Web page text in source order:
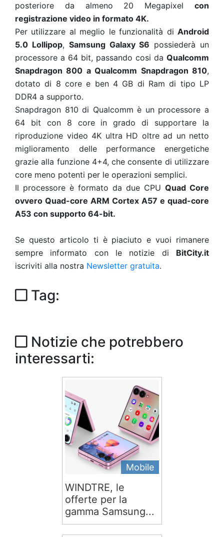
posteriore da almeno 20 Megapixel con
registrazione video in formato 4K.
Per utilizzare al meglio le funzionalità di Android
5.0 Lollipop, Samsung Galaxy S6 possiederà un
processore a 64 bit, passando cosi da Qualcomm
Snapdragon 800 a Qualcomm Snapdragon 810,
dotato di 8 core e ben 4 GB di Ram di tipo LP
DDR4 a supporto.
Snapdragon 810 di Qualcomm è un processore a
64 bit con 8 core in grado di supportare la
riproduzione video 4K ultra HD oltre ad un netto
miglioramento delle performance energetiche
grazie alla funzione 4+4, che consente di utilizzare
core meno potenti per le operazioni semplici.
Il processore è formato da due CPU Quad Core
ovvero Quad-core ARM Cortex A57 e quad-core
A53 con supporto 64-bit.
Se questo articolo ti è piaciuto e vuoi rimanere
sempre informato con le notizie di BitCity.it
iscriviti alla nostra Newsletter gratuita.
Tag:
Notizie che potrebbero
interessarti:
Mobile
WINDTRE, le
offerte per la
gamma Samsung...